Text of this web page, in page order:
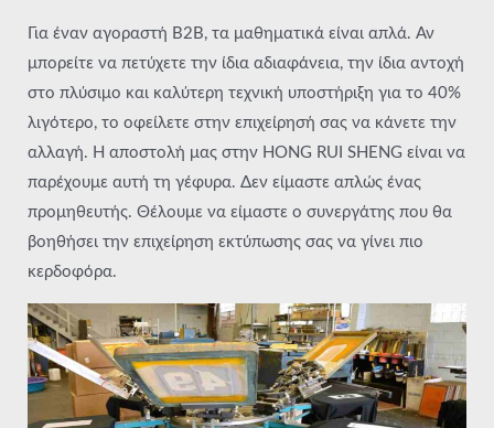
Για έναν αγοραστή B2B, τα μαθηματικά είναι απλά. Αν
μπορείτε να πετύχετε την ίδια αδιαφάνεια, την ίδια αντοχή
στο πλύσιμο και καλύτερη τεχνική υποστήριξη για το 40%
λιγότερο, το οφείλετε στην επιχείρησή σας να κάνετε την
αλλαγή. Η αποστολή μας στην HONG RUI SHENG είναι να
παρέχουμε αυτή τη γέφυρα. Δεν είμαστε απλώς ένας
προμηθευτής. Θέλουμε να είμαστε ο συνεργάτης που θα
βοηθήσει την επιχείρηση εκτύπωσης σας να γίνει πιο
κερδοφόρα.